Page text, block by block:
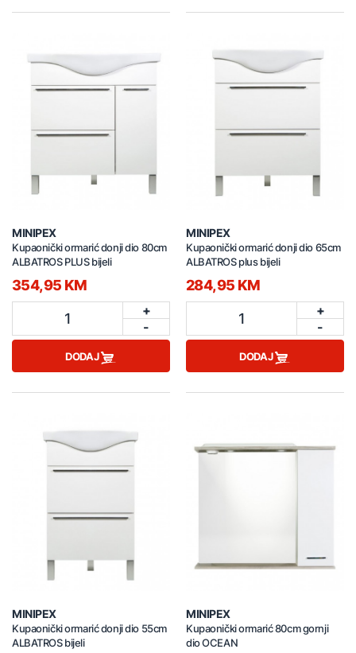
MINIPEX
Kupaonički ormarić donji dio 80cm
ALBATROS PLUS bijeli
354,95 KM
1
+
-
DODAJ
MINIPEX
Kupaonički ormarić donji dio 65cm
ALBATROS plus bijeli
284,95 KM
1
+
-
DODAJ
MINIPEX
Kupaonički ormarić donji dio 55cm
ALBATROS bijeli
MINIPEX
Kupaonički ormarić 80cm gornji
dio OCEAN